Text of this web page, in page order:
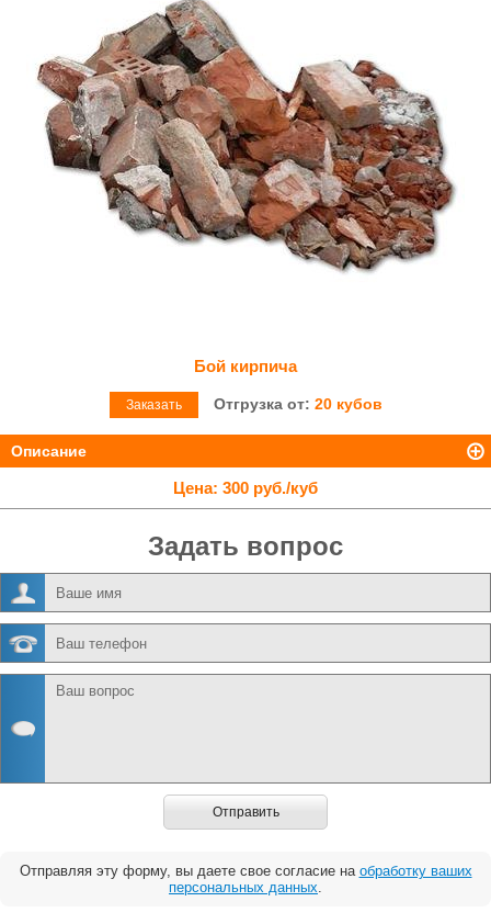
Бой кирпича
Заказать Отгрузка от: 20 кубов
Описание
Цена: 300 руб./куб
Задать вопрос
Отправить
Отправляя эту форму, вы даете свое согласие на обработку ваших
персональных данных.